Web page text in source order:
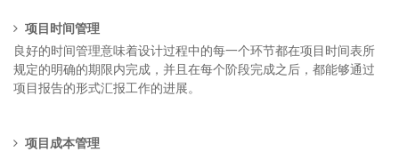
项目时间管理
良好的时间管理意味着设计过程中的每一个环节都在项目时间表所
规定的明确的期限内完成，并且在每个阶段完成之后，都能够通过
项目报告的形式汇报工作的进展。
项目成本管理